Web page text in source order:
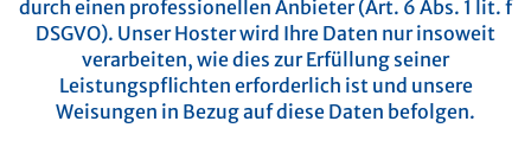
durch einen professionellen Anbieter (Art. 6 Abs. 1 lit. f
DSGVO). Unser Hoster wird Ihre Daten nur insoweit
verarbeiten, wie dies zur Erfüllung seiner
Leistungspflichten erforderlich ist und unsere
Weisungen in Bezug auf diese Daten befolgen.